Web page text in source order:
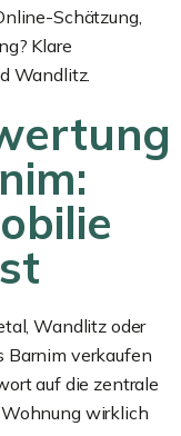
Schätzung,
Klare
Wandlitz.
Wandlitz oder
Barnim verkaufen
auf die zentrale
Wohnung wirklich